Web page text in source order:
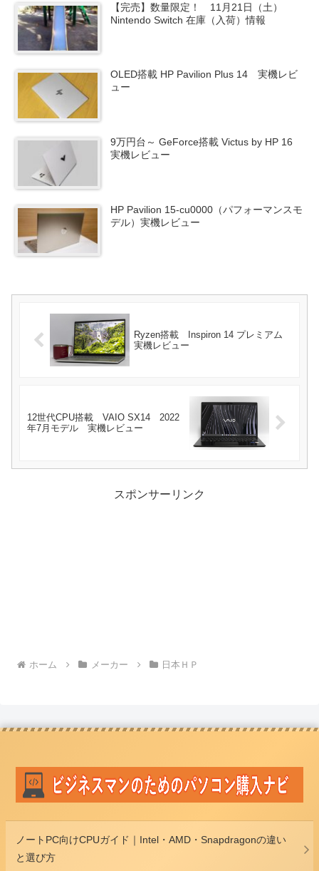
【完売】数量限定！ 11月21日（土）
Nintendo Switch 在庫（入荷）情報
OLED搭載 HP Pavilion Plus 14 実機レビ
ュー
9万円台～ GeForce搭載 Victus by HP 16
実機レビュー
HP Pavilion 15-cu0000（パフォーマンスモ
デル）実機レビュー
Ryzen搭載 Inspiron 14 プレミアム
実機レビュー
12世代CPU搭載 VAIO SX14 2022
年7月モデル 実機レビュー
スポンサーリンク
ホーム メーカー 日本ＨＰ
ノートPC向けCPUガイド｜Intel・AMD・Snapdragonの違い
と選び方